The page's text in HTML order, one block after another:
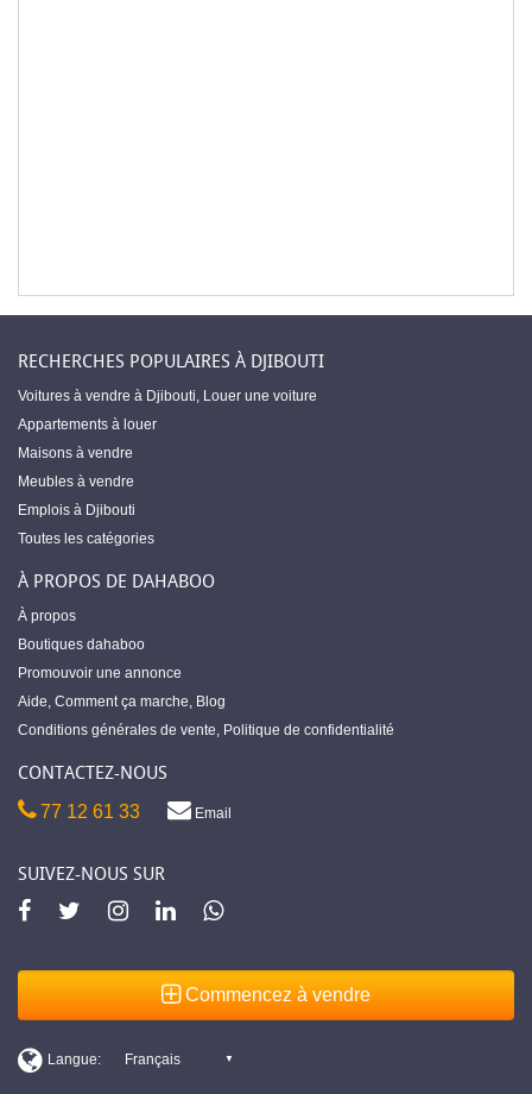
RECHERCHES POPULAIRES À DJIBOUTI
Voitures à vendre à Djibouti, Louer une voiture
Appartements à louer
Maisons à vendre
Meubles à vendre
Emplois à Djibouti
Toutes les catégories
À PROPOS DE DAHABOO
À propos
Boutiques dahaboo
Promouvoir une annonce
Aide, Comment ça marche, Blog
Conditions générales de vente, Politique de confidentialité
CONTACTEZ-NOUS
77 12 61 33 Email
SUIVEZ-NOUS SUR
Commencez à vendre